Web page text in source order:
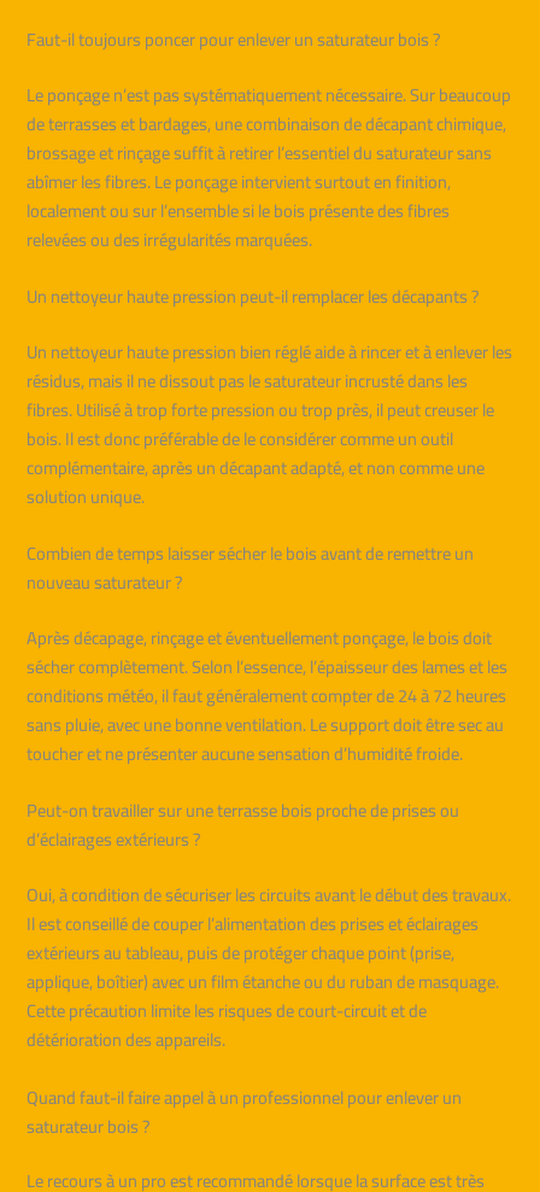
Faut-il toujours poncer pour enlever un saturateur bois ?
Le ponçage n’est pas systématiquement nécessaire. Sur beaucoup
de terrasses et bardages, une combinaison de décapant chimique,
brossage et rinçage suffit à retirer l’essentiel du saturateur sans
abîmer les fibres. Le ponçage intervient surtout en finition,
localement ou sur l’ensemble si le bois présente des fibres
relevées ou des irrégularités marquées.
Un nettoyeur haute pression peut-il remplacer les décapants ?
Un nettoyeur haute pression bien réglé aide à rincer et à enlever les
résidus, mais il ne dissout pas le saturateur incrusté dans les
fibres. Utilisé à trop forte pression ou trop près, il peut creuser le
bois. Il est donc préférable de le considérer comme un outil
complémentaire, après un décapant adapté, et non comme une
solution unique.
Combien de temps laisser sécher le bois avant de remettre un
nouveau saturateur ?
Après décapage, rinçage et éventuellement ponçage, le bois doit
sécher complètement. Selon l’essence, l’épaisseur des lames et les
conditions météo, il faut généralement compter de 24 à 72 heures
sans pluie, avec une bonne ventilation. Le support doit être sec au
toucher et ne présenter aucune sensation d’humidité froide.
Peut-on travailler sur une terrasse bois proche de prises ou
d’éclairages extérieurs ?
Oui, à condition de sécuriser les circuits avant le début des travaux.
Il est conseillé de couper l’alimentation des prises et éclairages
extérieurs au tableau, puis de protéger chaque point (prise,
applique, boîtier) avec un film étanche ou du ruban de masquage.
Cette précaution limite les risques de court-circuit et de
détérioration des appareils.
Quand faut-il faire appel à un professionnel pour enlever un
saturateur bois ?
Le recours à un pro est recommandé lorsque la surface est très